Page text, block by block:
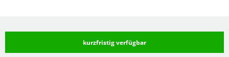
kurzfristig verfügbar